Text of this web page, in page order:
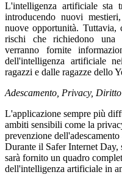
L'intelligenza artificiale sta
introducendo nuovi
nuove opportunità. Tuttavia,
rischi che richiedono una
verranno fornite
dell'intelligenza artificiale
ragazzi e dalle ragazze dello
Adescamento, Privacy,
L'applicazione sempre più
ambiti sensibili come la
prevenzione
Durante il Safer Internet Day,
sarà fornito un quadro
dell'intelligenza artificiale in